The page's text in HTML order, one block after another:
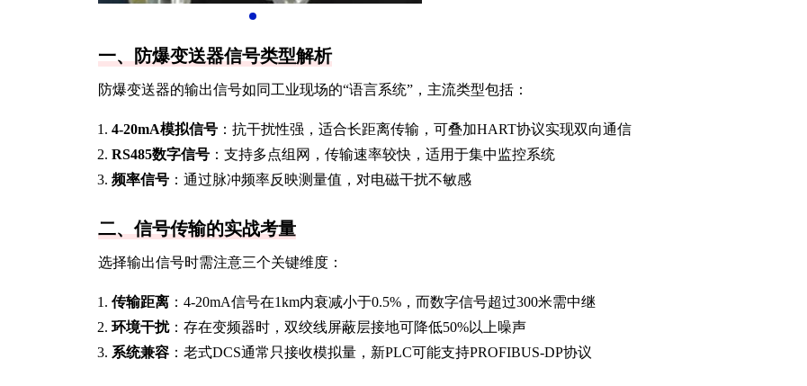
一、防爆变送器信号类型解析
防爆变送器的输出信号如同工业现场的“语言系统”，主流类型包括：
4-20mA模拟信号 ：抗干扰性强，适合长距离传输，可叠加HART协议实现双向通信
RS485数字信号 ：支持多点组网，传输速率较快，适用于集中监控系统
频率信号 ：通过脉冲频率反映测量值，对电磁干扰不敏感
二、信号传输的实战考量
选择输出信号时需注意三个关键维度：
传输距离 ：4-20mA信号在1km内衰减小于0.5%，而数字信号超过300米需中继
环境干扰：存在变频器时，双绞线屏蔽层接地可降低50%以上噪声
系统兼容 ：老式DCS通常只接收模拟量，新PLC可能支持PROFIBUS-DP协议